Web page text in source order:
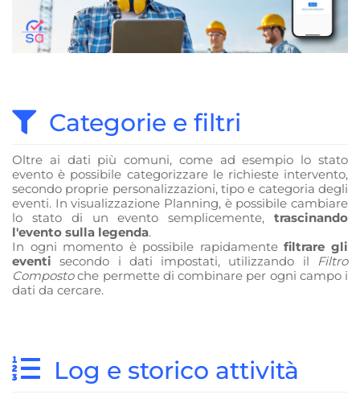
Categorie e filtri
Oltre ai dati più comuni, come ad esempio lo stato
evento è possibile categorizzare le richieste intervento,
secondo proprie personalizzazioni, tipo e categoria degli
eventi. In visualizzazione Planning, è possibile cambiare
lo stato di un evento semplicemente, trascinando
l'evento sulla legenda.
In ogni momento è possibile rapidamentefiltrare gli
eventi secondo i dati impostati, utilizzando il Filtro
Compostoche permette di combinare per ogni campo i
dati da cercare.
Log e storico attività